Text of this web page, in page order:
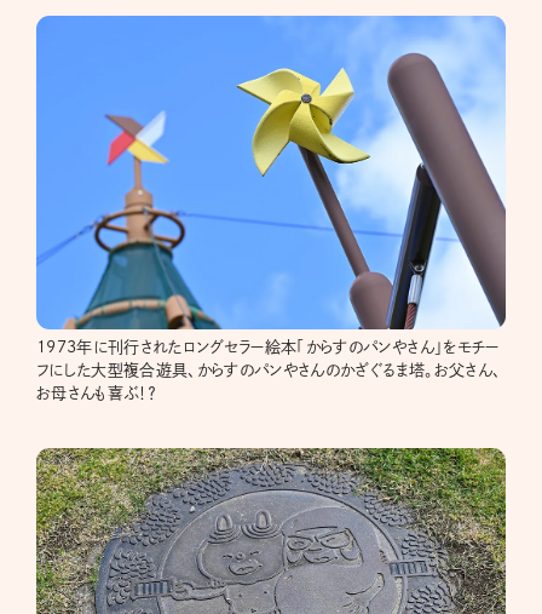
1973年に刊行されたロングセラー絵本「からすのパンやさん」をモチー
フにした大型複合遊具、からすのパンやさんのかざぐるま塔。お父さん、
お母さんも喜ぶ！？